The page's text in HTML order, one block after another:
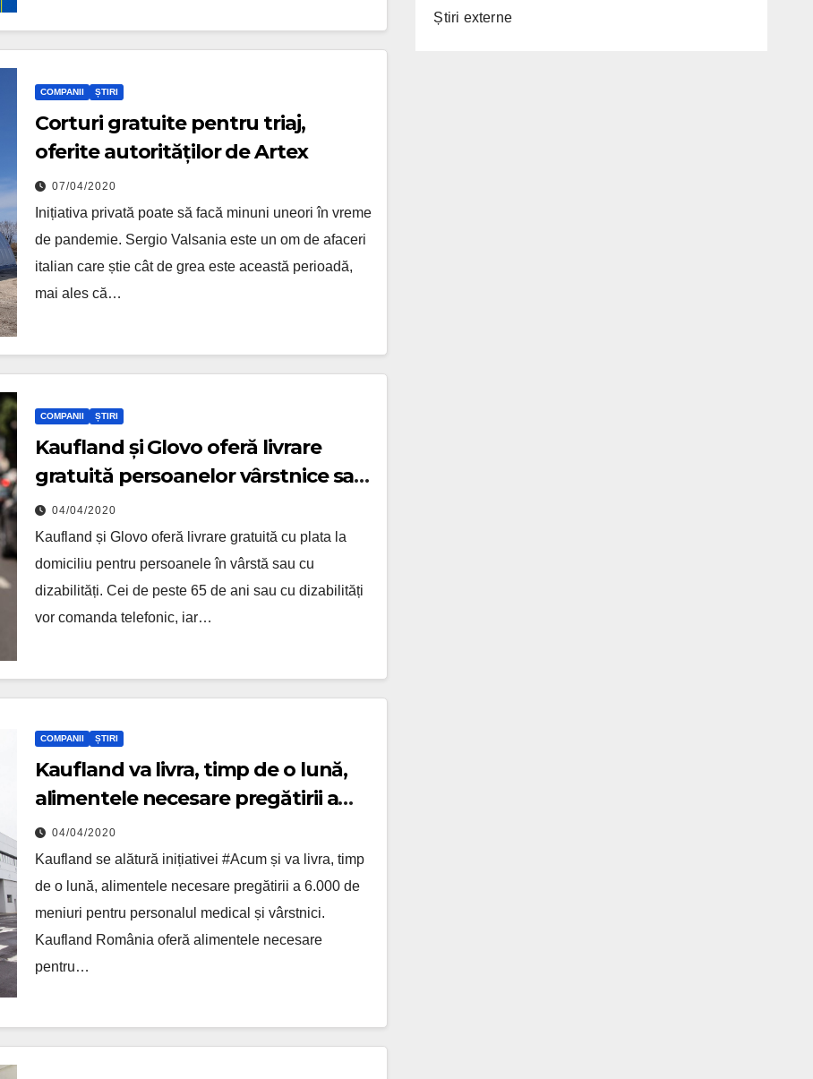
COMPANII ȘTIRI
Corturi gratuite pentru triaj,
oferite autorităților de Artex
07/04/2020
Inițiativa privată poate să facă minuni uneori în vreme
de pandemie. Sergio Valsania este un om de afaceri
italian care știe cât de grea este această perioadă,
mai ales că…
COMPANII ȘTIRI
Kaufland și Glovo oferă livrare
gratuită persoanelor vârstnice sau
cu dizabilități
04/04/2020
Kaufland și Glovo oferă livrare gratuită cu plata la
domiciliu pentru persoanele în vârstă sau cu
dizabilități. Cei de peste 65 de ani sau cu dizabilități
vor comanda telefonic, iar…
COMPANII ȘTIRI
Kaufland va livra, timp de o lună,
alimentele necesare pregătirii a
6000 de meniuri
04/04/2020
Kaufland se alătură inițiativei #Acum și va livra, timp
de o lună, alimentele necesare pregătirii a 6.000 de
meniuri pentru personalul medical și vârstnici.
Kaufland România oferă alimentele necesare
pentru…
Știri externe